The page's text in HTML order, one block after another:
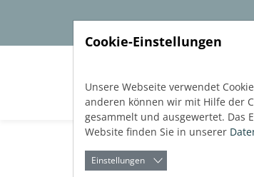
Cookie-Einstellungen
Unsere Webseite verwendet
anderen können wir mit Hilfe der
gesammelt und ausgewertet. Das
Website finden Sie in unserer
Einstellungen